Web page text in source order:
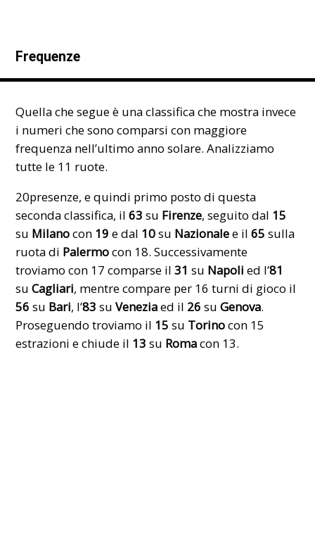
Frequenze
Quella che segue è una classifica che mostra invece
i numeri che sono comparsi con maggiore
frequenza nell’ultimo anno solare. Analizziamo
tutte le 11 ruote.
20presenze, e quindi primo posto di questa
seconda classifica, il63su Firenze, seguito dal 15
su Milanocon 19 e dal 10su Nazionalee il65sulla
ruota di Palermocon 18. Successivamente
troviamo con 17 comparse il31su Napoli ed l’81
suCagliari, mentre compare per 16 turni di gioco il
56 su Bari, l’83suVeneziaed il 26suGenova.
Proseguendo troviamo il 15su Torinocon 15
estrazioni e chiude il 13 su Romacon 13.